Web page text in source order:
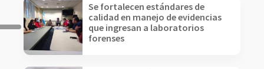
Se fortalecen estándares de
calidad en manejo de evidencias
que ingresan a laboratorios
forenses